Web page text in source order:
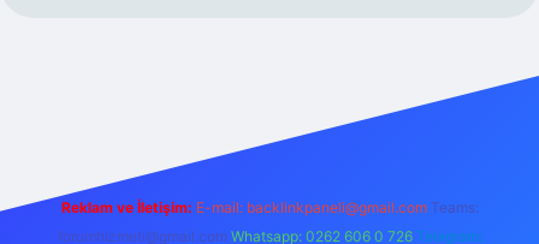
m elexbet
Reklam ve İletişim: E-mail: backlinkpaneli@gmail.com Teams:
forumhizmeti@gmail.com Whatsapp: 0262 606 0 726 Telegram: